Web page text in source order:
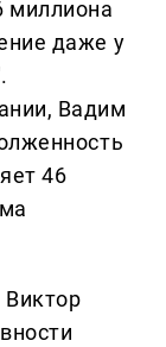
миллиона
даже у
Вадим
46